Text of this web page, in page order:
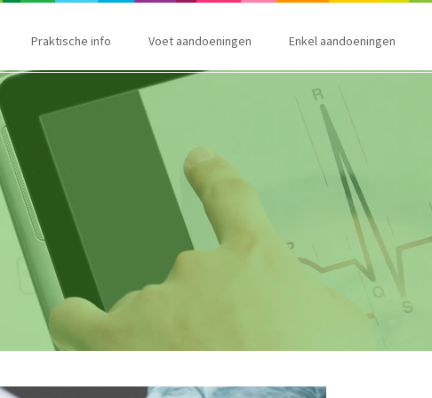
Praktische info Voet aandoeningen Enkel aandoeningen